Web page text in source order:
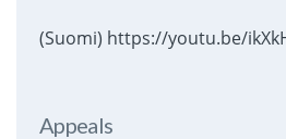
(Suomi) https://youtu.be/
Appeals